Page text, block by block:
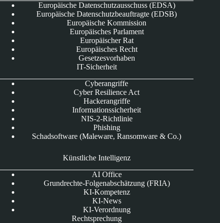
Europäische Datenschutzausschuss (EDSA)
Europäische Datenschutzbeauftragte (EDSB)
Europäische Kommission
Europäisches Parlament
Europäischer Rat
Europäisches Recht
Gesetzesvorhaben
IT-Sicherheit
Cyberangriffe
Cyber Resilience Act
Hackerangriffe
Informationssicherheit
NIS-2-Richtlinie
Phishing
Schadsoftware (Maleware, Ransomware & Co.)
Künstliche Intelligenz
AI Office
Grundrechte-Folgenabschätzung (FRIA)
KI-Kompetenz
KI-News
KI-Verordnung
Rechtsprechung